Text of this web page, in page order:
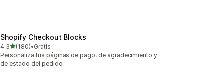
Shopify Checkout Blocks
4.3de 5 estrellas
(180)
180 reseñas en total
•Gratis
Personaliza tus páginas de pago, de agradecimiento y
de estado del pedido